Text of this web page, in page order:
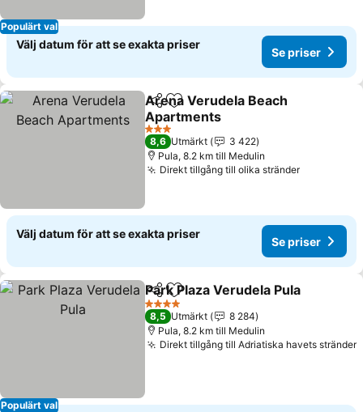
Populärt val
Välj datum för att se exakta priser
Se priser
Dela Lägg till i Mina Favoriter
Arena Verudela Beach
Apartments
Se priser
3 Stjärnor
8,6 Utmärkt
3 422
Pula, 8.2 km till Medulin
Direkt tillgång till olika stränderSe priser
Välj datum för att se exakta priser
Se priser
Populärt val
Dela Lägg till i Mina Favoriter
Park Plaza Verudela Pula
4 Stjärnor
8,5 Utmärkt
8 284
Pula, 8.2 km till Medulin
Direkt tillgång till Adriatiska havets stränder